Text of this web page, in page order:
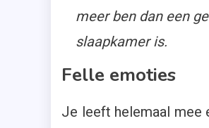
meer ben dan een
slaapkamer is.
Felle emoties
Je leeft helemaal mee